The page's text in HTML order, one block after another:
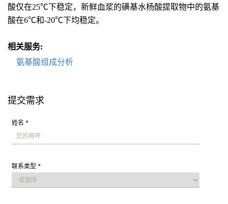
酸仅在25℃下稳定，新鲜血浆的磺基水杨酸提取物中的氨基
酸在6℃和-20℃下均稳定。
相关服务:
氨基酸组成分析
提交需求
姓名 *
联系类型 *